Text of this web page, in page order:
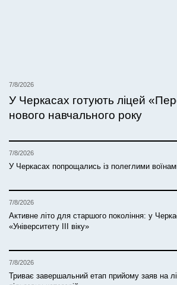
7/8/2026
У Черкасах готують ліцей
нового навчального року
7/8/2026
У Черкасах попрощались із полеглими
7/8/2026
Активне літо для старшого покоління: у
«Університету ІІІ віку»
7/8/2026
Триває завершальний етап прийому заяв на